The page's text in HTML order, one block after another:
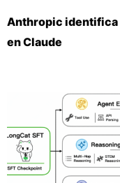
Anthropic identifica
en Claude